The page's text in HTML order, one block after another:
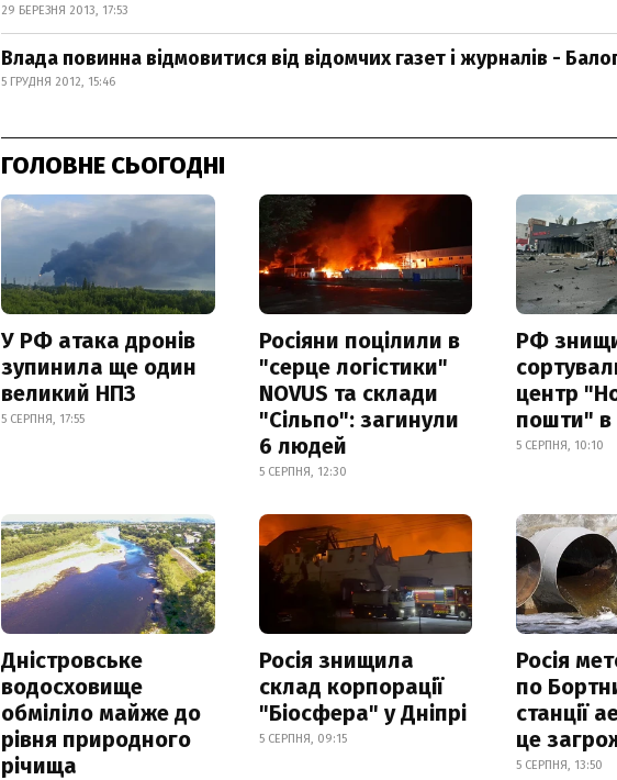
29 БЕРЕЗНЯ 2013, 17:53
Влада повинна відмовитися від відомчих газет і журналів -
5 ГРУДНЯ 2012, 15:46
ГОЛОВНЕ СЬОГОДНІ
У РФ атака дронів
зупинила ще один
великий НПЗ
5 СЕРПНЯ, 17:55
Росіяни поцілили в
"серце логістики"
NOVUS та склади
"Сільпо": загинули
6 людей
5 СЕРПНЯ, 12:30
РФ
центр
пошти" в
5 СЕРПНЯ, 10:10
Дністровське
водосховище
обміліло майже до
рівня природного
річища
Росія знищила
склад корпорації
"Біосфера" у Дніпрі
5 СЕРПНЯ, 09:15
Росія
по
станції
це
5 СЕРПНЯ, 13:50